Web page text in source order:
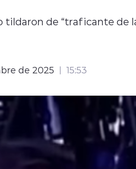
tildaron de “traficante de
de 2025 15:53